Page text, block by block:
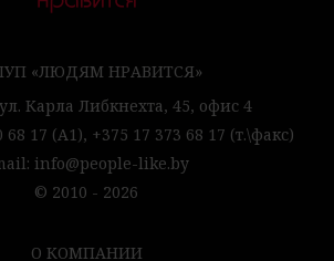
«ЛЮДЯМ НРАВИТСЯ»
ул. Карла Либкнехта, 45, офис 4
68 17 (А1), +375 17 373 68 17 (т.\факс)
info@people-like.by
© 2010 - 2026
О КОМПАНИИ